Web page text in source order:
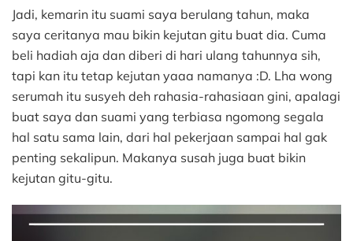
Kejutan
yang
Gagal
Jadi, kemarin itu suami saya berulang tahun, maka
saya ceritanya mau bikin kejutan gitu buat dia. Cuma
beli hadiah aja dan diberi di hari ulang tahunnya sih,
tapi kan itu tetap kejutan yaaa namanya :D. Lha wong
serumah itu susyeh deh rahasia-rahasiaan gini, apalagi
buat saya dan suami yang terbiasa ngomong segala
hal satu sama lain, dari hal pekerjaan sampai hal gak
penting sekalipun. Makanya susah juga buat bikin
kejutan gitu-gitu.